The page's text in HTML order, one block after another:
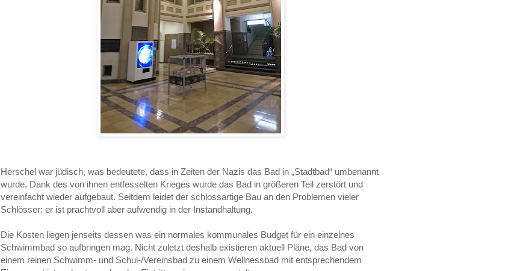
Herschel war jüdisch, was bedeutete, dass in Zeiten der Nazis das Bad in „Stadtbad“ umbenannt
wurde, Dank des von ihnen entfesselten Krieges wurde das Bad in größeren Teil zerstört und
vereinfacht wieder aufgebaut. Seitdem leidet der schlossartige Bau an den Problemen vieler
Schlösser: er ist prachtvoll aber aufwendig in der Instandhaltung.
Die Kosten liegen jenseits dessen was ein normales kommunales Budget für ein einzelnes
Schwimmbad so aufbringen mag. Nicht zuletzt deshalb existieren aktuell Pläne, das Bad von
einem reinen Schwimm- und Schul-/Vereinsbad zu einem Wellnessbad mit entsprechendem